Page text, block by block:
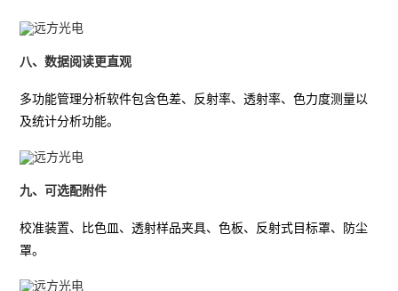
八、数据阅读更直观
多功能管理分析软件包含色差、反射率、透射率、色力度测量以
及统计分析功能。
九、可选配附件
校准装置、比色皿、透射样品夹具、色板、反射式目标罩、防尘
罩。